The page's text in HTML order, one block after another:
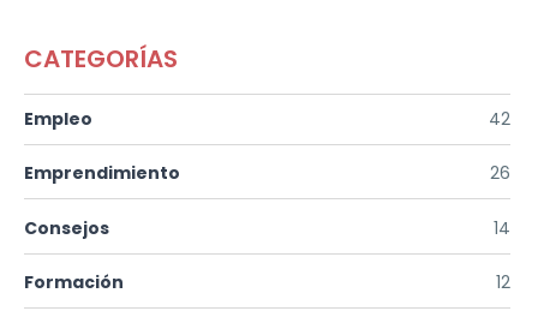
CATEGORÍAS
Empleo 42
Emprendimiento 26
Consejos 14
Formación 12